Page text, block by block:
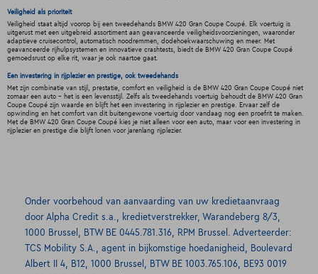
Veiligheid als prioriteit
Veiligheid staat altijd voorop bij een tweedehands BMW 420 Gran Coupe Coupé. Elk voertuig is
uitgerust met een uitgebreid assortiment aan geavanceerde veiligheidsvoorzieningen, waaronder
adaptieve cruisecontrol, automatisch noodremmen, dodehoekwaarschuwing en meer. Met
geavanceerde rijhulpsystemen en innovatieve crashtests, biedt de BMW 420 Gran Coupe Coupé
gemoedsrust op elke rit, waar je ook naartoe gaat.
Een investering in rijplezier en prestige, ook tweedehands
Met zijn combinatie van stijl, prestatie, comfort en veiligheid is de BMW 420 Gran Coupe Coupé niet
zomaar een auto - het is een levensstijl. Zelfs als tweedehands voertuig behoudt de BMW 420 Gran
Coupe Coupé zijn waarde en blijft het een investering in rijplezier en prestige. Ervaar zelf de
opwinding en het comfort van dit buitengewone voertuig door vandaag nog een proefrit te maken.
Met de BMW 420 Gran Coupe Coupé kies je niet alleen voor een auto, maar voor een investering in
rijplezier en prestige die blijft lonen voor jarenlang rijplezier.
Onder voorbehoud van aanvaarding van uw kredietaanvraag
door Alpha Credit s.a., kredietverstrekker, Warandeberg 8/3,
1000 Brussel, BTW BE 0445.781.316, RPM Brussel. Adverteerder:
TCS Mobility S.A., agent in bijkomstige hoedanigheid, Boulevard
Albert II 4, B12, 1000 Brussel, BTW BE 1003.765.106, BE93 0019